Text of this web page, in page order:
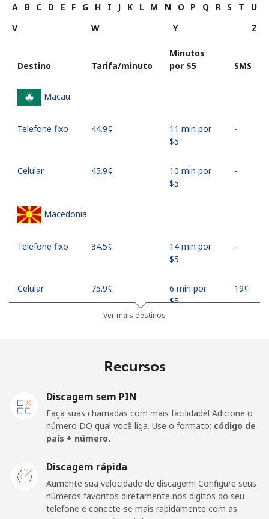
A B C D E F G H I J K L M N O P Q R S T
U
V
W Y Z
Destino Tarifa/minuto
Minutos
por ⁦$5⁩
SMS
Macau
Telefone fixo ⁦44.9¢⁩
11 min por
⁦$5⁩
-
Celular ⁦45.9¢⁩
10 min por
⁦$5⁩
-
Macedonia
Telefone fixo ⁦34.5¢⁩
14 min por
⁦$5⁩
-
Celular ⁦75.9¢⁩
6 min por
⁦$5⁩
⁦19¢⁩
⁦119.5¢⁩
Celular
⁦$5⁩
Telefone fixo ⁦84.5¢⁩
5 min por
⁦$5⁩
-
Ver mais destinos
Recursos
Discagem sem PIN
Faça suas chamadas com mais facilidade! Adicione o
número DO qual você liga. Use o formato: código de
país + número.
Discagem rápida
Aumente sua velocidade de discagem! Configure seus
números favoritos diretamente nos digítos do seu
telefone e conecte-se mais rapidamente com as